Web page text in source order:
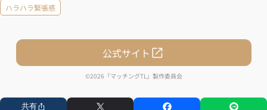
ハラハラ緊張感
公式サイト
©2026「マッチングTL」製作委員会
共有